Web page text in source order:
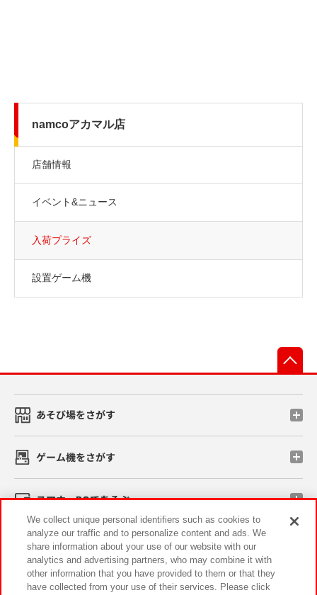
namcoアカマル店
店舗情報
イベント&ニュース
入荷プライズ
設置ゲーム機
あそび場をさがす
ゲーム機をさがす
スマホ・PCであそぶ
イベント・キャンペーン
We collect unique personal identifiers such as cookies to
analyze our traffic and to personalize content and ads. We
share information about your use of our website with our
analytics and advertising partners, who may combine it with
other information that you have provided to them or that they
have collected from your use of their services. Please click